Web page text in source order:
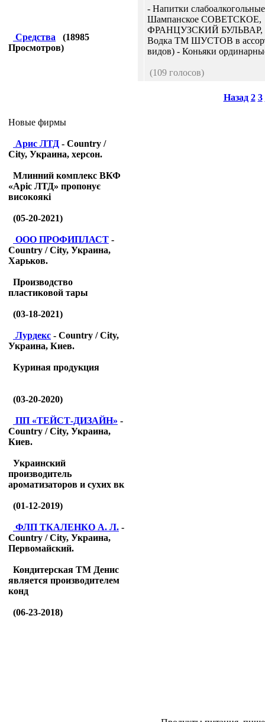
Средства (18985
Просмотров)
Новые фирмы
Арис ЛТД - Country /
City, Украина, херсон.
Млинний комплекс ВКФ
«Аріс ЛТД» пропонує
високоякі
(05-20-2021)
ООО ПРОФИПЛАСТ -
Country / City, Украина,
Харьков.
Производство
пластиковой тары
(03-18-2021)
Лурдекс - Country / City,
Украина, Киев.
Куриная продукция
(03-20-2020)
ПП «ТЕЙСТ-ДИЗАЙН» -
Country / City, Украина,
Киев.
Украинский
производитель
ароматизаторов и сухих вк
(01-12-2019)
ФЛП ТКАЛЕНКО А. Л. -
Country / City, Украина,
Первомайский.
Кондитерская ТМ Денис
является производителем
конд
(06-23-2018)
- Напитки
Шампанское СОВЕТСКОЕ,
ФРАНЦУЗСКИЙ
Водка ТМ ШУСТОВ в
видов) - Коньяки
(109 голосов)
Назад 2 3